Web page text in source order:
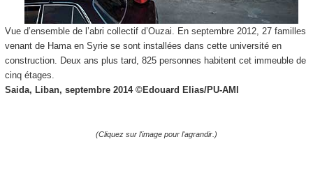
Vue d’ensemble de l’abri collectif d’Ouzai. En septembre 2012, 27 familles
venant de Hama en Syrie se sont installées dans cette université en
construction. Deux ans plus tard, 825 personnes habitent cet immeuble de
cinq étages.
Saida, Liban, septembre 2014 ©Edouard Elias/PU-AMI
(Cliquez sur l'image pour l'agrandir.)